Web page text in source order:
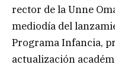
rector de la Unne
mediodía del
Programa Infancia,
actualización